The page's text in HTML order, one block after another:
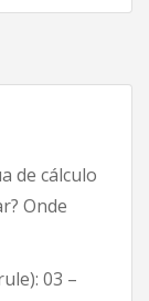
de cálculo
Onde
03 –